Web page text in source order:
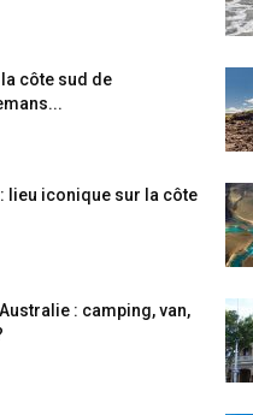
la côte sud de
lieu iconique sur la côte
: camping, van,